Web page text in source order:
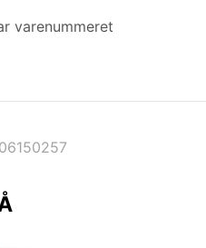
varenummeret